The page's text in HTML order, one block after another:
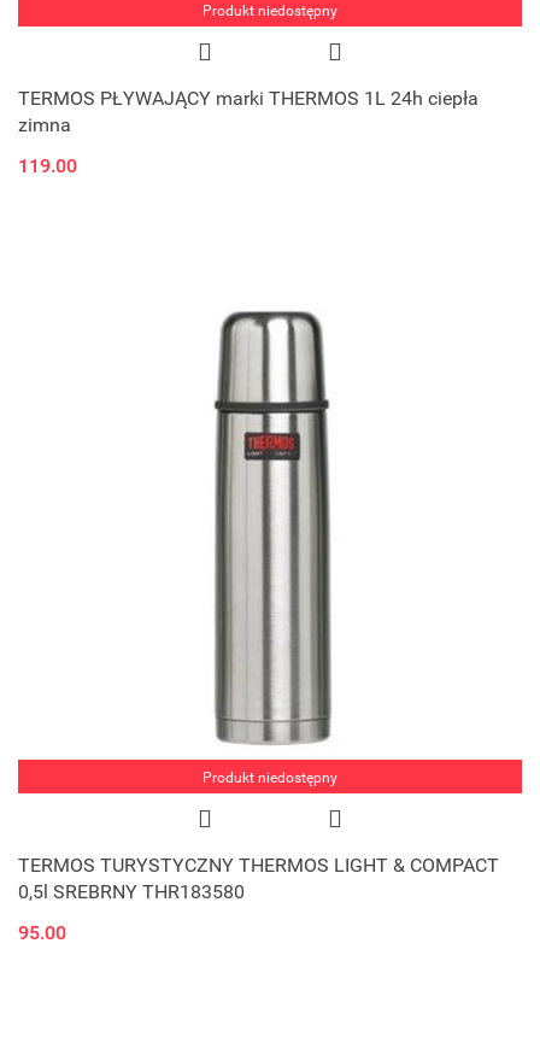
Produkt niedostępny
TERMOS PŁYWAJĄCY marki THERMOS 1L 24h ciepła
zimna
119.00
Produkt niedostępny
TERMOS TURYSTYCZNY THERMOS LIGHT & COMPACT
0,5l SREBRNY THR183580
95.00